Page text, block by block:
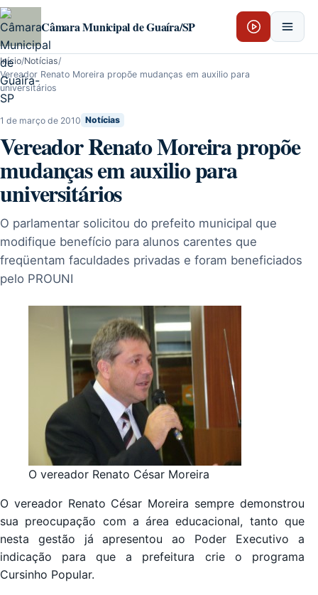
Pular para o conteúdo
Câmara Municipal de Guaíra/SP
Início/Notícias/
Vereador Renato Moreira propõe mudanças em auxilio para
universitários
1 de março de 2010 Notícias
Vereador Renato Moreira propõe
mudanças em auxilio para
universitários
O parlamentar solicitou do prefeito municipal que
modifique benefício para alunos carentes que
freqüentam faculdades privadas e foram beneficiados
pelo PROUNI
O vereador Renato César Moreira
O vereador Renato César Moreira sempre demonstrou
sua preocupação com a área educacional, tanto que
nesta gestão já apresentou ao Poder Executivo a
indicação para que a prefeitura crie o programa
Cursinho Popular.